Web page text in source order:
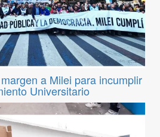
a Milei para incumplir
Universitario